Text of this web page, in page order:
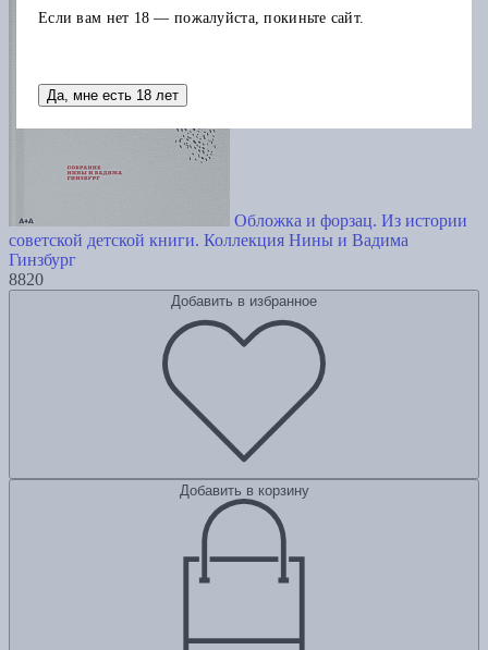
Обложка и форзац. Из истории
советской детской книги. Коллекция Нины и Вадима
Гинзбург
8820
Добавить в избранное
Добавить в корзину
Если вам нет 18 — пожалуйста, покиньте сайт.
Да, мне есть 18 лет